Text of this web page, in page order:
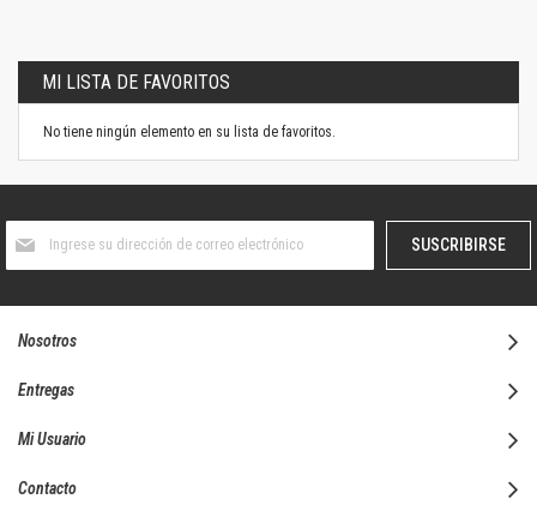
MI LISTA DE FAVORITOS
No tiene ningún elemento en su lista de favoritos.
boletín
SUSCRIBIRSE
Nosotros
Entregas
Mi Usuario
Contacto